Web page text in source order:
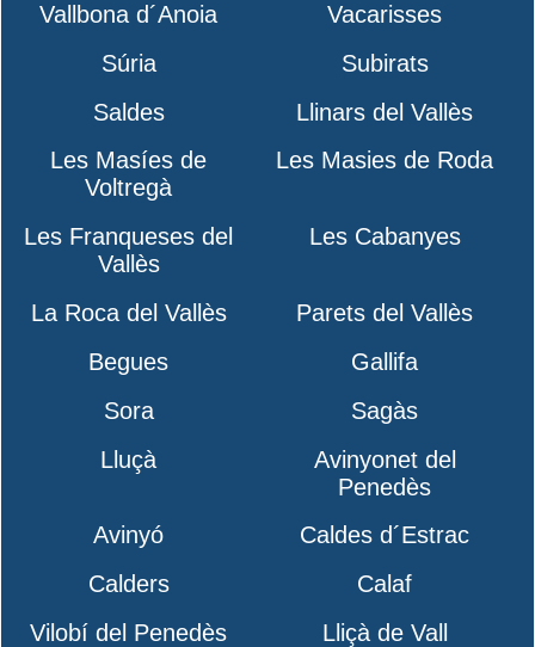
Vallbona d´Anoia
Vacarisses
Súria
Subirats
Saldes
Llinars del Vallès
Les Masíes de
Voltregà
Les Masies de Roda
Les Franqueses del
Vallès
Les Cabanyes
La Roca del Vallès
Parets del Vallès
Begues
Gallifa
Sora
Sagàs
Lluçà
Avinyonet del
Penedès
Avinyó
Caldes d´Estrac
Calders
Calaf
Vilobí del Penedès
Lliçà de Vall